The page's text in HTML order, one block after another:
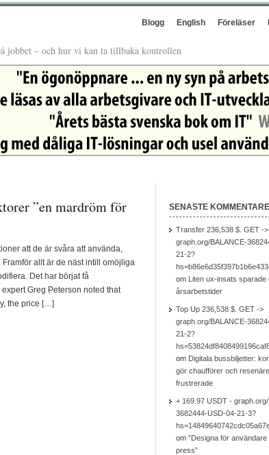
Blogg English Föreläser
jobbet – och hur vi kan ta tillbaka kontrollen
”en mardröm för
att de är svåra att använda,
allt är de näst intill omöjliga
Det har börjat få
Greg Peterson noted that
the price […]
SENASTE
Transfer 236,538 $. GET ->
graph.org/BALANCE-
21-2?
om Liten ux-insats sparade
årsarbetstider
Top Up 236,538 $. GET ->
graph.org/BALANCE-
21-2?
om Digitala bussbiljetter:
gör chaufförer och
frustrerade
+ 169.97 USDT -
3682444-USD-04-21-3?
om ”Designa för användare
press”